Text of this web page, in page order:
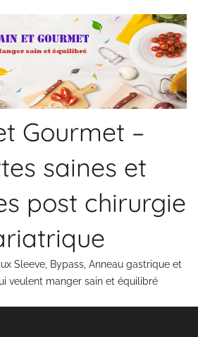
Gourmet –
saines et
post chirurgie
Sleeve, Bypass, Anneau gastrique et
veulent manger sain et équilibré